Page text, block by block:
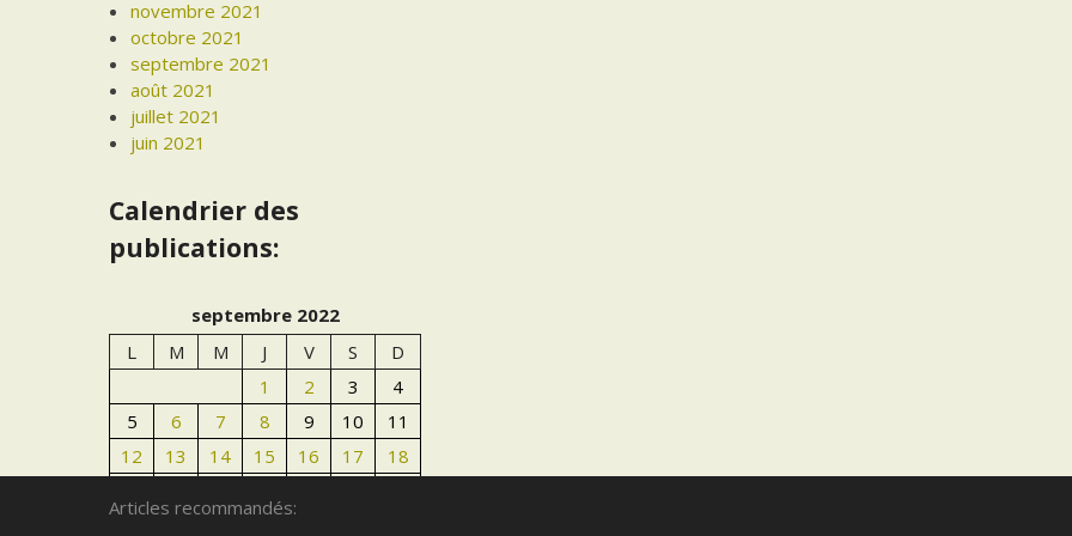
novembre 2021
octobre 2021
septembre 2021
août 2021
juillet 2021
juin 2021
Calendrier des
publications:
septembre 2022
L
M M J V S
D
1
2 3
4
5
6 7 8 9 10
11
12
13 14 15 16 17
18
Articles recommandés: